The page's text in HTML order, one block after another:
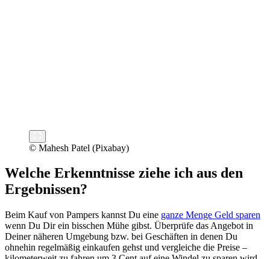
© Mahesh Patel (Pixabay)
Welche Erkenntnisse ziehe ich aus den
Ergebnissen?
Beim Kauf von Pampers kannst Du eine ganze Menge Geld sparen
wenn Du Dir ein bisschen Mühe gibst. Überprüfe das Angebot in
Deiner näheren Umgebung bzw. bei Geschäften in denen Du
ohnehin regelmäßig einkaufen gehst und vergleiche die Preise –